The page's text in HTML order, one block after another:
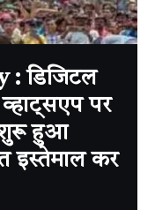
: डिजिटल
पर
शुरू हुआ
इस्तेमाल कर